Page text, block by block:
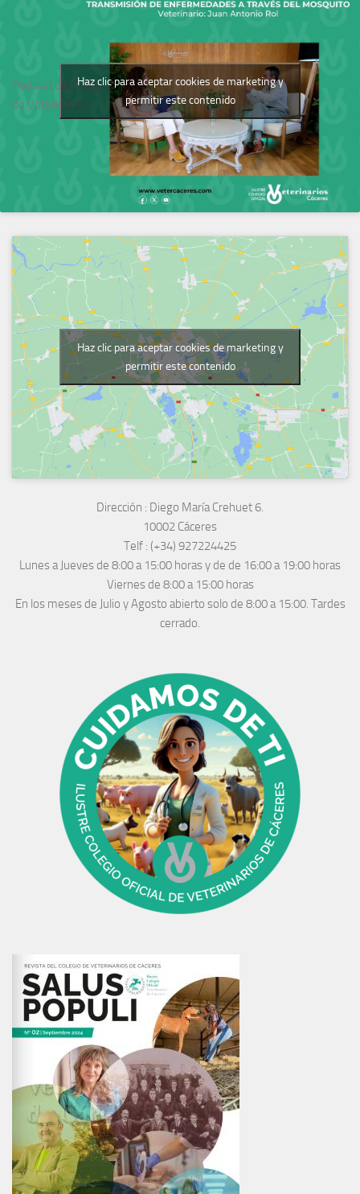
Podcast del Colegio
de Veterinarios
Haz clic para aceptar cookies de marketing y
permitir este contenido
Haz clic para aceptar cookies de marketing y
permitir este contenido
Dirección : Diego María Crehuet 6.
10002 Cáceres
Telf : (+34) 927224425
Lunes a Jueves de 8:00 a 15:00 horas y de de 16:00 a 19:00 horas
Viernes de 8:00 a 15:00 horas
En los meses de Julio y Agosto abierto solo de 8:00 a 15:00. Tardes
cerrado.